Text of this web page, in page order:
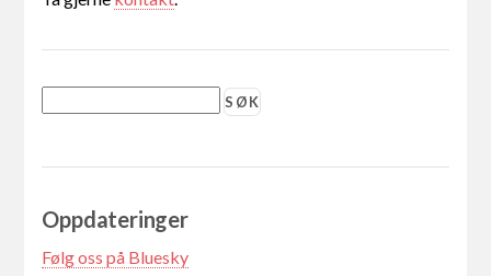
Oppdateringer
Følg oss på Bluesky